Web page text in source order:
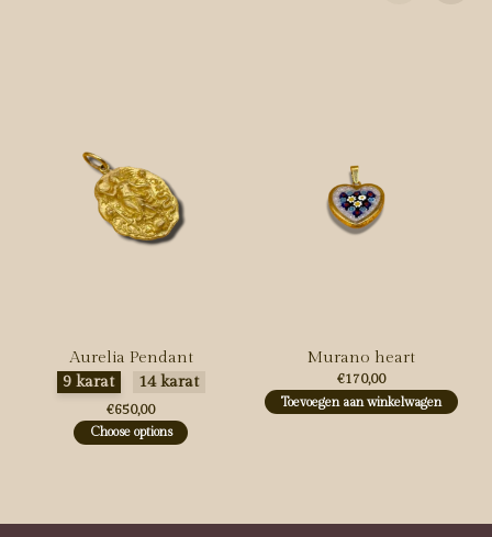
Aurelia Pendant
Maak een keuze:
9 karat 14 karat
€650,00
Choose options
Murano heart
€170,00
Toevoegen aan winkelwagen